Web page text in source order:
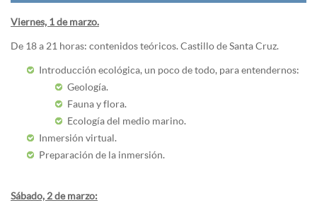
Viernes, 1 de marzo.
De 18 a 21 horas: contenidos teóricos. Castillo de Santa Cruz.
Introducción ecológica, un poco de todo, para entendernos:
Geología.
Fauna y flora.
Ecología del medio marino.
Inmersión virtual.
Preparación de la inmersión.
Sábado, 2 de marzo: